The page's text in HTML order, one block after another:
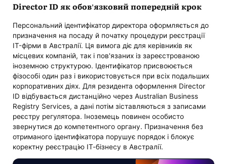
Director ID як обов'язковий попередній крок
Персональний ідентифікатор директора оформляється до
призначення на посаду й початку процедури реєстрації
IT-фірми в Австралії. Ця вимога діє для керівників як
місцевих компаній, так і пов'язаних із зареєстрованою
іноземною структурою. Ідентифікатор присвоюється
фізособі один раз і використовується при всіх подальших
корпоративних діях. Для резидента оформлення Director
ID відбувається дистанційно через Australian Business
Registry Services, а дані потім зіставляються з записами
реєстру регулятора. Іноземець повинен особисто
звернутися до компетентного органу. Призначення без
отриманого ідентифікатора порушує порядок і блокує
коректну реєстрацію ІТ-бізнесу в Австралії.